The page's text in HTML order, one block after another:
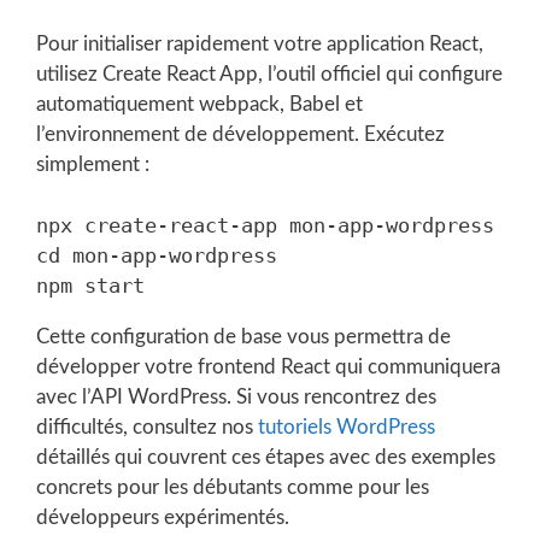
Pour initialiser rapidement votre application React,
utilisez Create React App, l’outil officiel qui configure
automatiquement webpack, Babel et
l’environnement de développement. Exécutez
simplement :
npx create-react-app mon-app-wordpress
cd mon-app-wordpress
Cette configuration de base vous permettra de
développer votre frontend React qui communiquera
avec l’API WordPress. Si vous rencontrez des
difficultés, consultez nos tutoriels WordPress
détaillés qui couvrent ces étapes avec des exemples
concrets pour les débutants comme pour les
développeurs expérimentés.